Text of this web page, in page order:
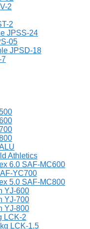
2
2
JPSS-24
05
JPSD-18
Athletics
6.0 SAF-MC600
YC700
5.0 SAF-MC800
YJ-600
YJ-700
YJ-800
LCK-2
LCK-1.5